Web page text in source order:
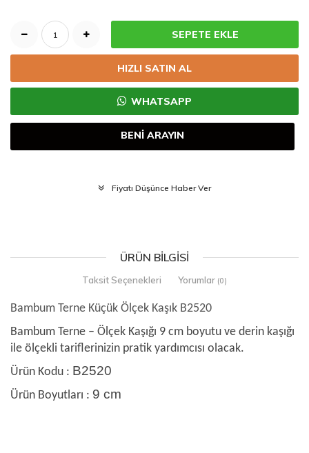
SEPETE EKLE
HIZLI SATIN AL
WHATSAPP
BENİ ARAYIN
Fiyatı Düşünce Haber Ver
ÜRÜN BILGISI
Taksit Seçenekleri Yorumlar (0)
Bambum Terne Küçük Ölçek Kaşık B2520
Bambum Terne – Ölçek Kaşığı 9 cm boyutu ve derin kaşığı
ile ölçekli tariflerinizin pratik yardımcısı olacak.
Ürün Kodu : B2520
Ürün Boyutları : 9 cm